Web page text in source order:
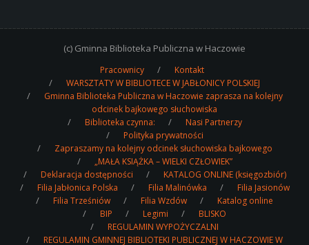
(c) Gminna Biblioteka Publiczna w Haczowie
Pracownicy
Kontakt
WARSZTATY W BIBLIOTECE W JABŁONICY POLSKIEJ
Gminna Biblioteka Publiczna w Haczowie zaprasza na kolejny
odcinek bajkowego słuchowiska
Biblioteka czynna:
Nasi Partnerzy
Polityka prywatności
Zapraszamy na kolejny odcinek słuchowiska bajkowego
„MAŁA KSIĄŻKA – WIELKI CZŁOWIEK”
Deklaracja dostępności
KATALOG ONLINE (księgozbiór)
Filia Jabłonica Polska
Filia Malinówka
Filia Jasionów
Filia Trześniów
Filia Wzdów
Katalog online
BIP
Legimi
BLISKO
REGULAMIN WYPOŻYCZALNI
REGULAMIN GMINNEJ BIBLIOTEKI PUBLICZNEJ W HACZOWIE W